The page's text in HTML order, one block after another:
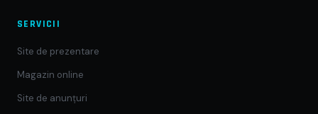
SERVICII
Site de prezentare
Magazin online
Site de anunțuri